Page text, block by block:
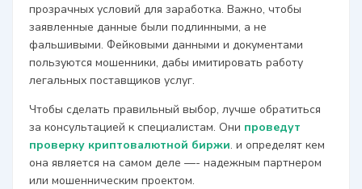
прозрачных условий для заработка. Важно, чтобы
заявленные данные были подлинными, а не
фальшивыми. Фейковыми данными и документами
пользуются мошенники, дабы имитировать работу
легальных поставщиков услуг.
Чтобы сделать правильный выбор, лучше обратиться
за консультацией к специалистам. Они проведут
проверку криптовалютной биржи. и определят кем
она является на самом деле —- надежным партнером
или мошенническим проектом.